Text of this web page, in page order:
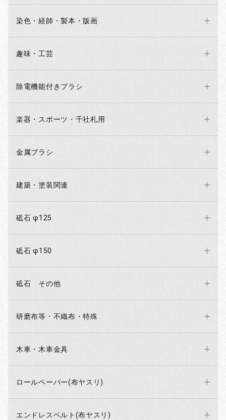
染色・経師・製本・版画
趣味・工芸
除電機能付きブラシ
楽器・スポーツ・千社札用
金属ブラシ
建築・塗装関連
砥石 φ125
砥石 φ150
砥石 その他
研磨布等・不織布・特殊
木車・木車金具
ロールペーパー(布ヤスリ)
エンドレスベルト(布ヤスリ)